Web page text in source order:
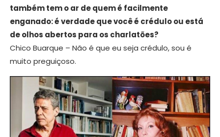
também tem o ar de quem é facilmente
enganado: é verdade que você é crédulo ou está
de olhos abertos para os charlatões?
Chico Buarque – Não é que eu seja crédulo, sou é
muito preguiçoso.